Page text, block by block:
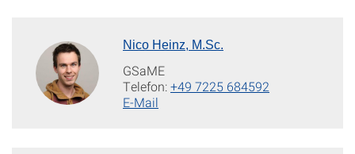
Nico Heinz, M.Sc.
GSaME
Telefon:+49 7225 684592
E-Mail